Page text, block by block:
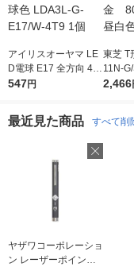
アイリスオーヤマ LE
D電球 E17 全方向 40
形相当 電球色 LDA3L-
547円
東芝 T
11N-
金
2,466
最近見た商品 すべて削
お気に入りに
登録しました
ヤザワコーポレーショ
ン レーザーポインタ